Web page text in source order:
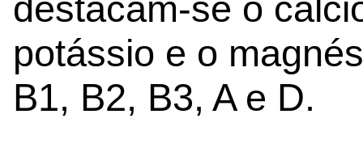
destacam-se o
potássio e o
B1, B2, B3, A e D.